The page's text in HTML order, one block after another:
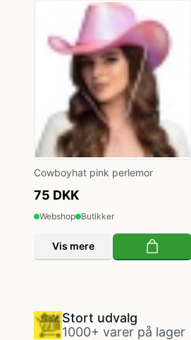
Klovne kostume
Kostume-tilbehør (andet)
Matros, kaptajn og pilot kostume
Mavedanser kostume
Pirat kostume
Cowboyhat pink perlemor
75 DKK
Webshop Butikker
Vis mere
Stort udvalg
1000+ varer på lager